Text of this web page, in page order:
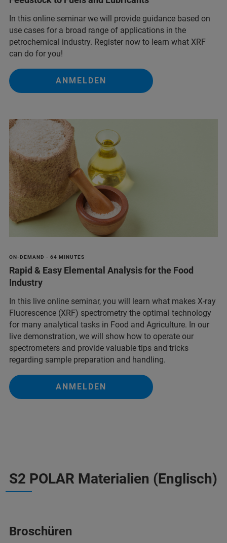
In this online seminar we will provide guidance based on
use cases for a broad range of applications in the
petrochemical industry. Register now to learn what XRF
can do for you!
ANMELDEN
ON-DEMAND - 64 MINUTES
Rapid & Easy Elemental Analysis for the Food
Industry
In this live online seminar, you will learn what makes X-ray
Fluorescence (XRF) spectrometry the optimal technology
for many analytical tasks in Food and Agriculture. In our
live demonstration, we will show how to operate our
spectrometers and provide valuable tips and tricks
regarding sample preparation and handling.
ANMELDEN
S2 POLAR Materialien (Englisch)
Broschüren